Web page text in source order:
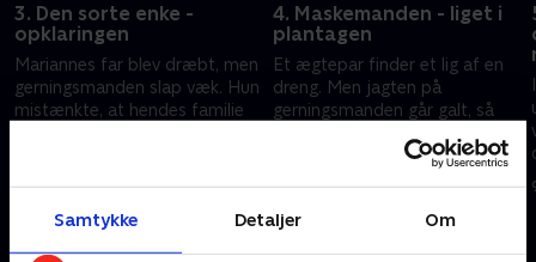
Samtykke Detaljer Om
3. Den sorte enke -
opklaringen
Mariannes far blev dræbt, men
gerningsmanden slap væk. Hun
mistænkte, at hendes familie
4. Maskemanden - liget i
plantagen
Et ægtepar finder et lig af en
dreng. Men jagten på
gerningsmanden går galt, så
uhyrligheder. Karin Cruz
2. september 2021 • 42 min
Andre så også